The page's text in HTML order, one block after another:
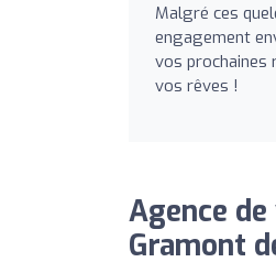
Malgré ces
engagement
vos prochaines
vos rêves !
Agence de
Gramont